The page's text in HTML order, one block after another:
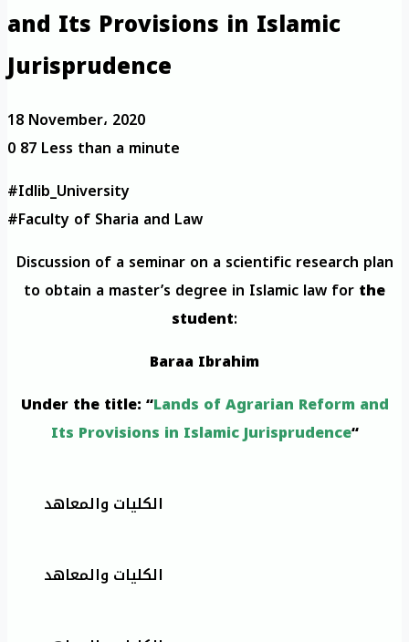
and Its Provisions in Islamic
Jurisprudence
18 November، 2020
087Less than a minute
#Idlib_University
#Faculty of Sharia and Law
Discussion of a seminar on a scientific research plan
to obtain a master’s degree in Islamic law forthe
student:
Baraa Ibrahim
Under the title: “Lands of Agrarian Reform and
Its Provisions in Islamic Jurisprudence“
الكليات والمعاهد
الكليات والمعاهد